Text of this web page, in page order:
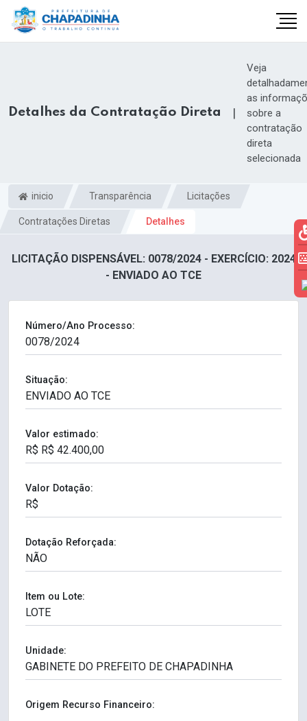
Detalhes da Contratação Direta |
Veja
as
sobre a
contratação
direta
selecionada
inicio Transparência Licitações
Contratações Diretas Detalhes
LICITAÇÃO DISPENSÁVEL: 0078/2024 - EXERCÍCIO: 2024
- ENVIADO AO TCE
Número/Ano Processo:
Situação:
Valor estimado:
Valor Dotação:
Dotação Reforçada:
Item ou Lote:
Unidade:
Origem Recurso Financeiro: